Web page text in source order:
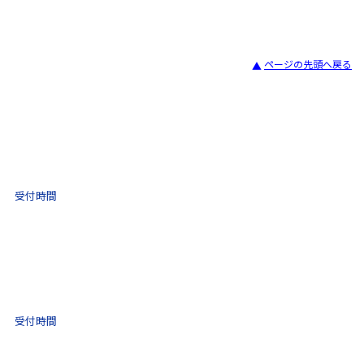
ページの先頭へ戻る
受付時間
受付時間